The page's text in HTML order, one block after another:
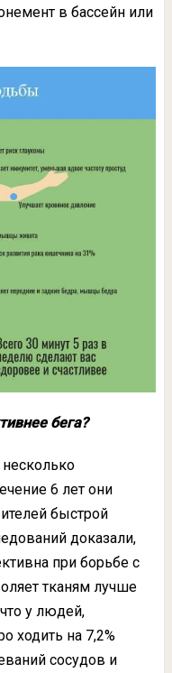
в бассейн или
бега?
6 лет они
быстрой
доказали,
при борьбе с
тканям лучше
у людей,
ходить на 7,2%
сосудов и